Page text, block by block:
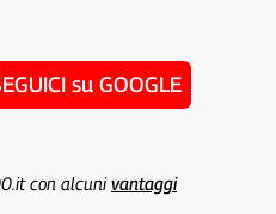
su GOOGLE
con alcunivantaggi